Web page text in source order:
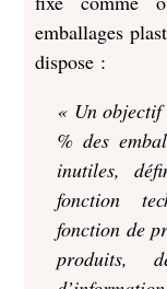
emballages
dispose :
« Un objectif
% des
inutiles,
fonction
fonction de
produits,